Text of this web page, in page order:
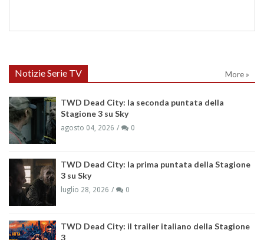
Notizie Serie TV More »
TWD Dead City: la seconda puntata della
Stagione 3 su Sky
agosto 04, 2026 0
TWD Dead City: la prima puntata della Stagione
3 su Sky
luglio 28, 2026 0
TWD Dead City: il trailer italiano della Stagione
3